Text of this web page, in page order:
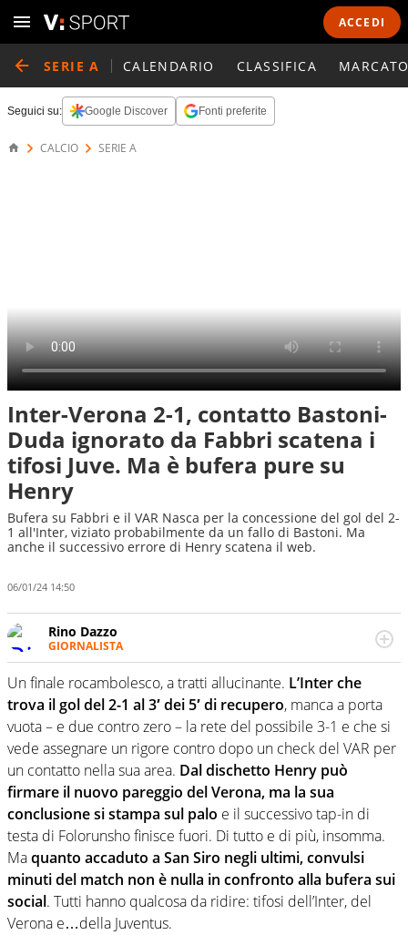
ACCEDI
SERIE A CALENDARIO CLASSIFICA
Seguici su: Google Discover Fonti preferite
CALCIO SERIE A
Inter-Verona 2-1, contatto Bastoni-
Duda ignorato da Fabbri scatena i
tifosi Juve. Ma è bufera pure su
Henry
Bufera su Fabbri e il VAR Nasca per la concessione del gol del 2-
1 all'Inter, viziato probabilmente da un fallo di Bastoni. Ma
anche il successivo errore di Henry scatena il web.
06/01/24 14:50
Rino Dazzo
GIORNALISTA
Se mai ci fosse modo di traslare il glossario del calcio in
una nicchia di esperti, lui ne farebbe parte. Non si perde
una svista arbitrale né gli umori social del mondo delle
curve
Un finale rocambolesco, a tratti allucinante. L’Inter che
trova il gol del 2-1 al 3′ dei 5′ di recupero, manca a porta
vuota – e due contro zero – la rete del possibile 3-1 e che si
vede assegnare un rigore contro dopo un check del VAR per
un contatto nella sua area. Dal dischetto Henry può
firmare il nuovo pareggio del Verona, ma la sua
conclusione si stampa sul palo e il successivo tap-in di
testa di Folorunsho finisce fuori. Di tutto e di più, insomma.
Maquanto accaduto a San Siro negli ultimi, convulsi
minuti del match non è nulla in confronto alla bufera sui
social. Tutti hanno qualcosa da ridire: tifosi dell’Inter, del
Verona e…della Juventus.